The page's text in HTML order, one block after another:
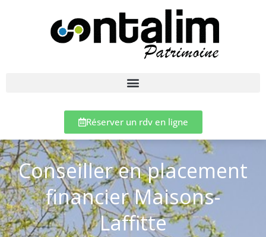
Réserver un rdv en ligne
Conseiller en placement
financier Maisons-
Laffitte